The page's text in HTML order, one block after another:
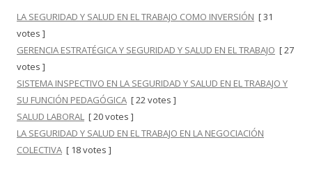
LA SEGURIDAD Y SALUD EN EL TRABAJO COMO INVERSIÓN [ 31
votes ]
GERENCIA ESTRATÉGICA Y SEGURIDAD Y SALUD EN EL TRABAJO [ 27
votes ]
SISTEMA INSPECTIVO EN LA SEGURIDAD Y SALUD EN EL TRABAJO Y
SU FUNCIÓN PEDAGÓGICA [ 22 votes ]
SALUD LABORAL [ 20 votes ]
LA SEGURIDAD Y SALUD EN EL TRABAJO EN LA NEGOCIACIÓN
COLECTIVA [ 18 votes ]